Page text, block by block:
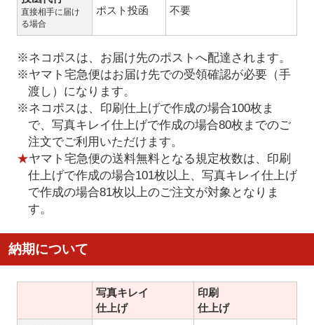
直接相手に届け
る場合
ポスト投函 不要
※ネコポスは、お届け先のポストへ配達されます。
※ヤマト宅急便はお届け先での受領確認が必要（手
渡し）になります。
※ネコポスは、印刷仕上げで作成の場合100枚ま
で、写真キレイ仕上げで作成の場合80枚までのご
注文でご利用いただけます。
★ヤマト宅急便の送料無料となる規定枚数は、印刷
仕上げで作成の場合101枚以上、写真キレイ仕上げ
で作成の場合81枚以上のご注文が対象となりま
す。
納期について
写真キレイ
仕上げ
印刷
仕上げ